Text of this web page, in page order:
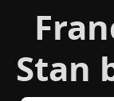
Stan